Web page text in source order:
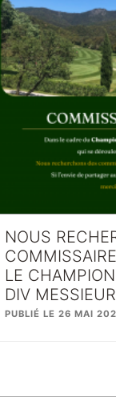
NOUS
LE
DIV
PUBLIÉ LE 26 MAI